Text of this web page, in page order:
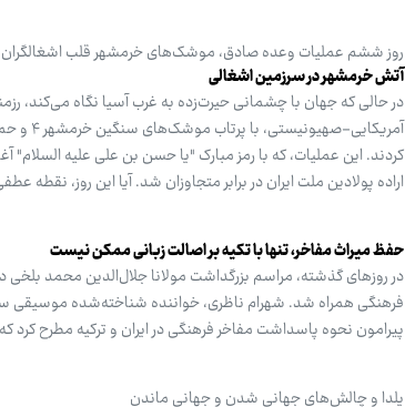
روز ششم عملیات وعده صادق، موشک‌های خرمشهر قلب اشغالگران
آتش خرمشهر در سرزمین اشغالی
در حالی که جهان با چشمانی حیرت‌زده به غرب آسیا نگاه می‌کند،
کردند. این عملیات، که با رمز مبارک "یا حسن بن علی علیه السلام"
اراده پولادین ملت ایران در برابر متجاوزان شد. آیا این روز،
حفظ میراث مفاخر، تنها با تکیه بر اصالت زبانی ممکن نیست
در روزهای گذشته، مراسم بزرگداشت مولانا جلال‌الدین محمد
فرهنگی همراه شد. شهرام ناظری، خواننده شناخته‌شده موسیقی
پیرامون نحوه پاسداشت مفاخر فرهنگی در ایران و ترکیه مطرح
یلدا و چالش‌های جهانی شدن و جهانی ماندن